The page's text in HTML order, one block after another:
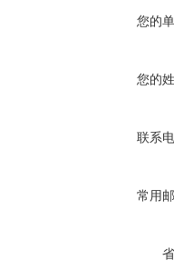
您的
您的
联系
常用